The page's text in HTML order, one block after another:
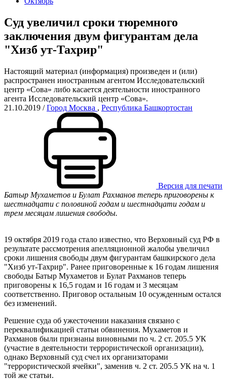
Cуд увеличил сроки тюремного
заключения двум фигурантам дела
"Хизб ут-Тахрир"
Настоящий материал (информация) произведен и (или)
распространен иностранным агентом Исследовательский
центр «Сова» либо касается деятельности иностранного
агента Исследовательский центр «Сова».
21.10.2019 /Город Москва , Республика Башкортостан
Версия для печати
Батыр Мухаметов и Булат Рахманов теперь приговорены к
шестнадцати с половиной годам и шестнадцати годам и
трем месяцам лишения свободы.
19 октября 2019 года стало известно, что Верховный суд РФ в
результате рассмотрения апелляционной жалобы увеличил
сроки лишения свободы двум фигурантам башкирского дела
"Хизб ут-Тахрир". Ранее приговоренные к 16 годам лишения
свободы Батыр Мухаметов и Булат Рахманов теперь
приговорены к 16,5 годам и 16 годам и 3 месяцам
соответственно. Приговор остальным 10 осужденным остался
без изменений.
Решение суда об ужесточении наказания связано с
переквалификацией статьи обвинения. Мухаметов и
Рахманов были признаны виновными по ч. 2 ст. 205.5 УК
(участие в деятельности террористической организации),
однако Верховный суд счел их организаторами
"террористической ячейки", заменив ч. 2 ст. 205.5 УК на ч. 1
той же статьи.